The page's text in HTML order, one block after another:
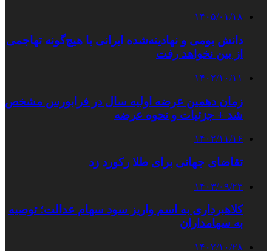
۱۴۰۵/۰۱/۱۸
دانش بومی و نهادینه‌شده ایرانی با هیچ‌گونه تهاجمی
از بین نخواهد رفت
۱۴۰۲/۱۰/۱۱
زمان دهمین عرضه اولیه سال در فرابورس مشخص
شد + جزئیات و نحوه عرضه
۱۴۰۲/۱۱/۱۶
تقاضای جهانی برای طلا رکورد زد
۱۴۰۳/۰۹/۲۳
کلاهبرداری‌ به اسم واریز سود سهام عدالت؛ توصیه
به سهامداران
۱۴۰۲/۱۰/۲۸